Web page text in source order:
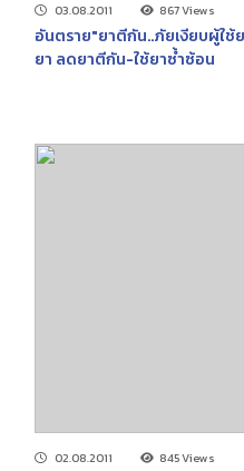
03.08.2011 867 Views
อันตราย"ยาตีกัน..ภัยเงียบผู้ใ
ยา ลดยาตีกัน-ใช้ยาซ้ำซ้อน
02.08.2011 845 Views